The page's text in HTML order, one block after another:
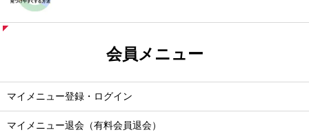
会員メニュー
マイメニュー登録・ログイン
マイメニュー退会（有料会員退会）